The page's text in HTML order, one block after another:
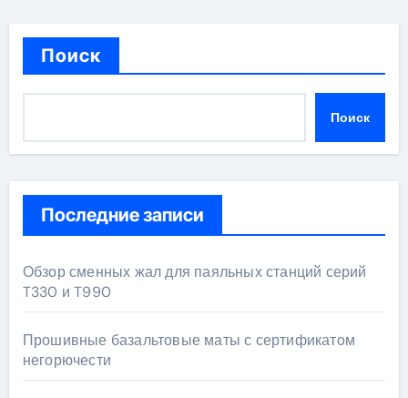
Поиск
Поиск
Последние записи
Обзор сменных жал для паяльных станций серий
T330 и T990
Прошивные базальтовые маты с сертификатом
негорючести